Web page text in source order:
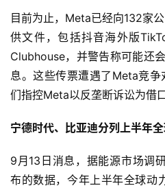
目前为止，Meta已经向132家
供文件，包括抖音海外版
Clubhouse，并警告称可能还
息。这些传票遭遇了Meta竞
们指控Meta以反垄断诉讼为借
宁德时代、比亚迪分列上半年
9月13日消息，据能源市场调
布的数据，今年上半年全球动